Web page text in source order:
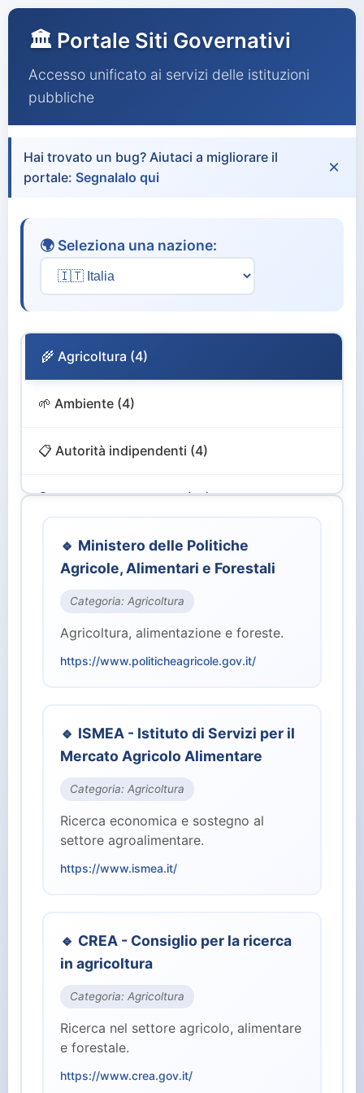
🏛️ Portale Siti Governativi
Accesso unificato ai servizi delle istituzioni
pubbliche
Hai trovato un bug? Aiutaci a migliorare il
portale: Segnalalo qui ×
🌍 Seleziona una nazione:
🌾 Agricoltura (4)
🌱 Ambiente (4)
📋 Autorità indipendenti (4)
🔍 Controllo e Vigilanza (12)
🎨 Cultura e Turismo (4)
💻 Digitale e Innovazione (4)
🏙️ Enti Territoriali (2)
⚖️ Giustizia (2)
🏭 Industria e Lavoro (8)
🏛️ Istituzioni Centrali (10)
🎓 Istruzione e Ricerca (7)
🏥 Salute (4)
🔹 Ministero delle Politiche
Agricole, Alimentari e Forestali
Categoria: Agricoltura
Agricoltura, alimentazione e foreste.
https://www.politicheagricole.gov.it/
🔹 ISMEA - Istituto di Servizi per il
Mercato Agricolo Alimentare
Categoria: Agricoltura
Ricerca economica e sostegno al
settore agroalimentare.
https://www.ismea.it/
🔹 CREA - Consiglio per la ricerca
in agricoltura
Categoria: Agricoltura
Ricerca nel settore agricolo, alimentare
e forestale.
https://www.crea.gov.it/